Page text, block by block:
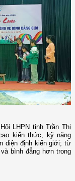
LHPN tỉnh Trần Thị
kiến thức, kỹ năng
diện định kiến giới; từ
bình đẳng hơn trong